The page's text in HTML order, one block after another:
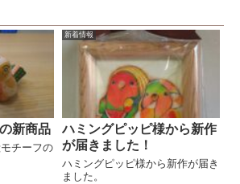
新商品
チーフの
新着情報
ハミングピッピ様から新作
が届きました！
ハミングピッピ様から新作が届き
ました。